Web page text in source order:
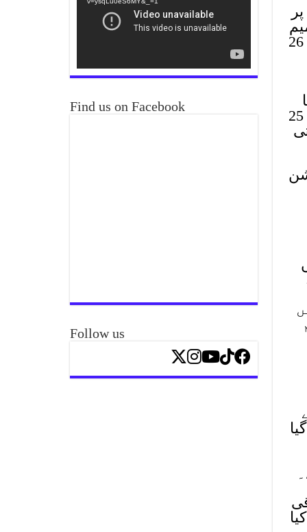
پر
ہونی ہے تو وہ پہلے اتفاق رائے سے ہوتی رہی ہے، عدلیہ ہمیشہ متنازع رہی ہے لیکن 26
تو اس میں 50 آرٹیکلز تھے، فائنل ورژن پر پہنچے تو 25 آرٹیکلز میں ترامیم کرنا تھیں، ان 25
کمیشن
باقی
کیا
Find us on Facebook
Follow us